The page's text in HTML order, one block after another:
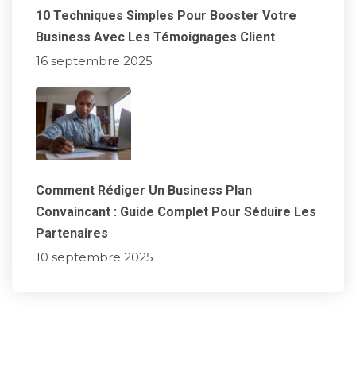
10 Techniques Simples Pour Booster Votre
Business Avec Les Témoignages Client
16 septembre 2025
Comment Rédiger Un Business Plan
Convaincant : Guide Complet Pour Séduire Les
Partenaires
10 septembre 2025